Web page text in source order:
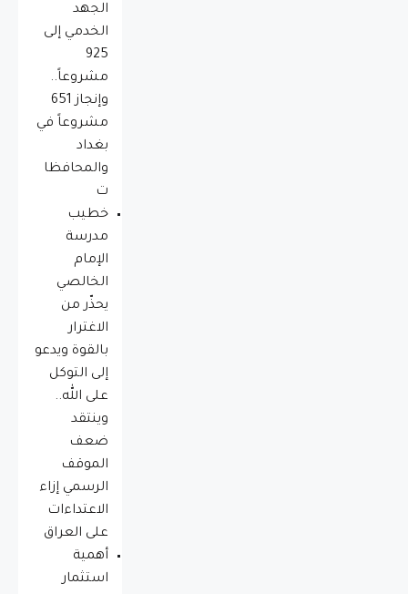
الجهد
الخدمي إلى
925
مشروعاً..
وإنجاز 651
مشروعاً في
بغداد
والمحافظا
ت
خطيب
مدرسة
الإمام
الخالصي
يحذّر من
الاغترار
بالقوة ويدعو
إلى التوكل
على الله..
وينتقد
ضعف
الموقف
الرسمي إزاء
الاعتداءات
على العراق
أهمية
استثمار